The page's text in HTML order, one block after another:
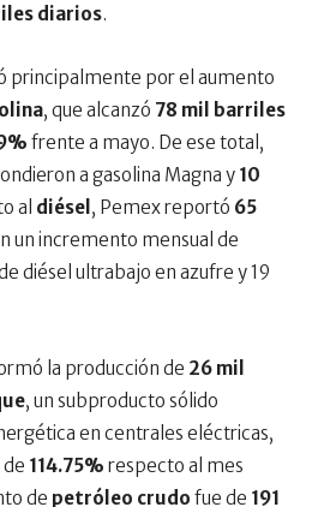
diarios.
principalmente por el aumento
, que alcanzó 78 mil barriles
frente a mayo. De ese total,
a gasolina Magna y 10
al diésel , Pemex reportó 65
un incremento mensual de
diésel ultrabajo en azufre y 19
la producción de 26 mil
, un subproducto sólido
en centrales eléctricas,
114.75% respecto al mes
de petróleo crudo fue de 191